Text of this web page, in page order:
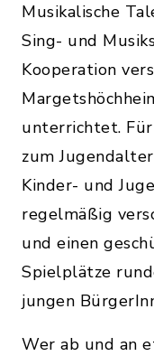
Musikalische
Sing- und
Kooperation
unterrichtet. Für
zum
Kinder- und
regelmäßig
und einen
Spielplätze
jungen
Wer ab und an